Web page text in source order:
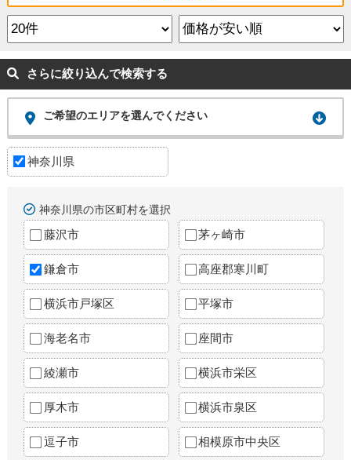
さらに絞り込んで検索する
ご希望のエリアを選んでください
神奈川県
神奈川県の市区町村を選択
藤沢市 茅ヶ崎市
鎌倉市 高座郡寒川町
横浜市戸塚区 平塚市
海老名市 座間市
綾瀬市 横浜市栄区
厚木市 横浜市泉区
逗子市 相模原市中央区